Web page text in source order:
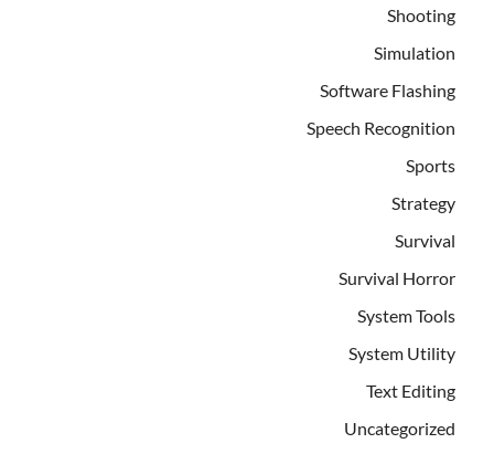
Shooting
Simulation
Software Flashing
Speech Recognition
Sports
Strategy
Survival
Survival Horror
System Tools
System Utility
Text Editing
Uncategorized